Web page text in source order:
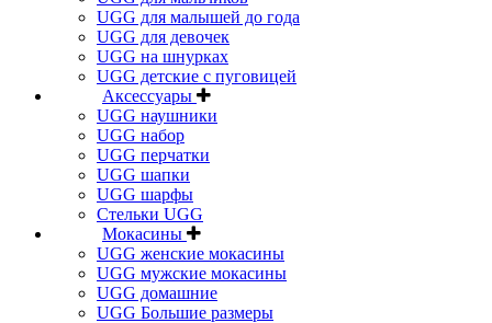
UGG для малышей до года
UGG для девочек
UGG на шнурках
UGG детские с пуговицей
Аксессуары
UGG наушники
UGG набор
UGG перчатки
UGG шапки
UGG шарфы
Стельки UGG
Мокасины
UGG женские мокасины
UGG мужские мокасины
UGG домашние
UGG Большие размеры